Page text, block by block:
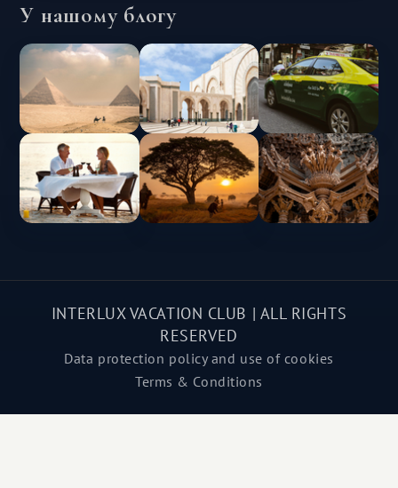
У нашому блогу
INTERLUX VACATION CLUB | ALL RIGHTS
RESERVED
Data protection policy and use of cookies
Terms & Conditions